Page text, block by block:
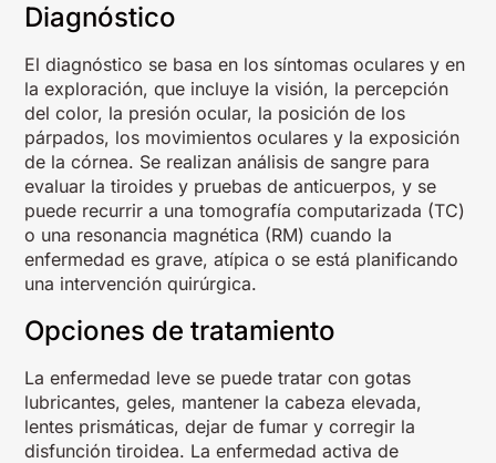
Diagnóstico
El diagnóstico se basa en los síntomas oculares y en
la exploración, que incluye la visión, la percepción
del color, la presión ocular, la posición de los
párpados, los movimientos oculares y la exposición
de la córnea. Se realizan análisis de sangre para
evaluar la tiroides y pruebas de anticuerpos, y se
puede recurrir a una tomografía computarizada (TC)
o una resonancia magnética (RM) cuando la
enfermedad es grave, atípica o se está planificando
una intervención quirúrgica.
Opciones de tratamiento
La enfermedad leve se puede tratar con gotas
lubricantes, geles, mantener la cabeza elevada,
lentes prismáticas, dejar de fumar y corregir la
disfunción tiroidea. La enfermedad activa de